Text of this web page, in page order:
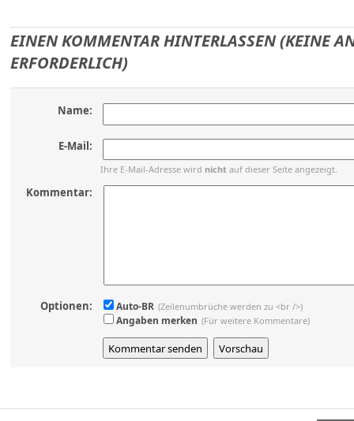
EINEN KOMMENTAR HINTERLASSEN (KEINE
ERFORDERLICH)
Name:
E-Mail:
Ihre E-Mail-Adresse wird nicht auf dieser Seite angezeigt.
Kommentar:
Optionen: Auto-BR (Zeilenumbrüche werden zu <br />)
Angaben merken (Für weitere Kommentare)